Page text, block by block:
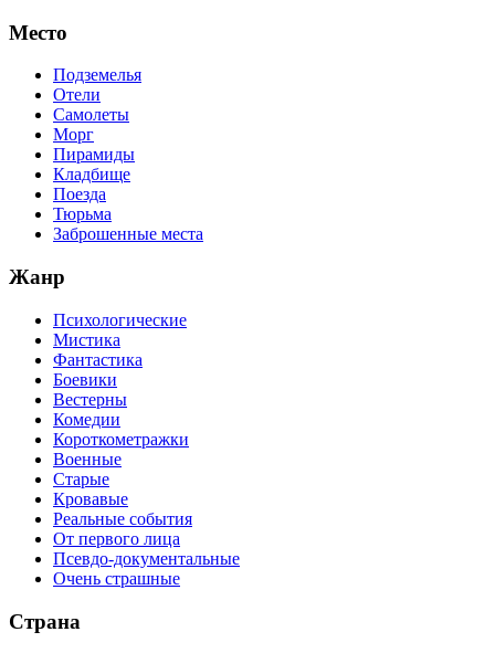
Место
Подземелья
Отели
Самолеты
Морг
Пирамиды
Кладбище
Поезда
Тюрьма
Заброшенные места
Жанр
Психологические
Мистика
Фантастика
Боевики
Вестерны
Комедии
Короткометражки
Военные
Старые
Кровавые
Реальные события
От первого лица
Псевдо-документальные
Очень страшные
Страна